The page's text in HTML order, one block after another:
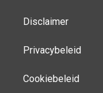
Disclaimer
Privacybeleid
Cookiebeleid